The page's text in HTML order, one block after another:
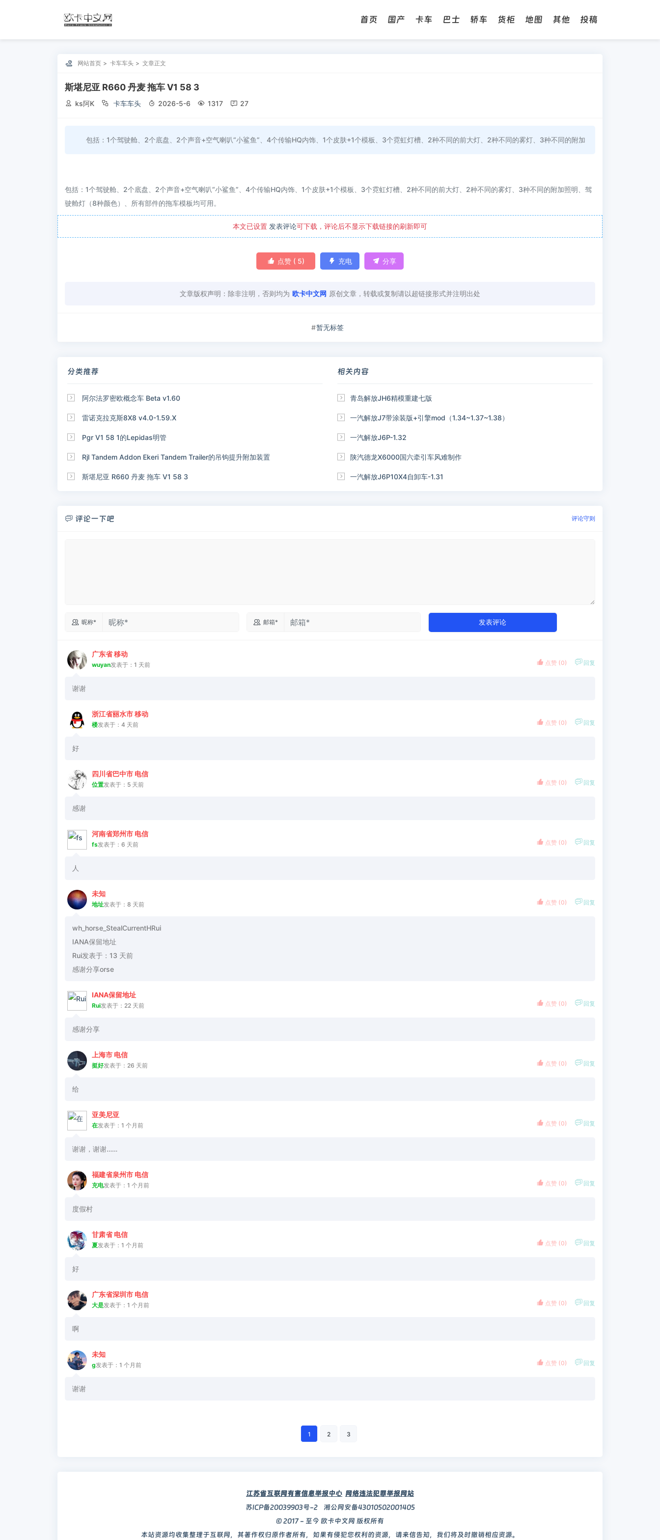
首页 国产 卡车 巴士 轿车 货柜 地图 其他 投稿
 网站首页 卡车车头 文章正文
斯堪尼亚 R660 丹麦 拖车 V1 58 3
 ks阿K  卡车车头  2026-5-6  1317  27
包括：1个驾驶舱、2个底盘、2个声音+空气喇叭“小鲨鱼”、4个传输HQ内饰、1个皮肤+1个模板、3个霓虹灯槽、2种不同的前大灯、2种不同的雾灯、3种不同的附加
包括：1个驾驶舱、2个底盘、2个声音+空气喇叭“小鲨鱼”、4个传输HQ内饰、1个皮肤+1个模板、3个霓虹灯槽、2种不同的前大灯、2种不同的雾灯、3种不同的附加照明、驾
驶舱灯（8种颜色）、所有部件的拖车模板均可用。
本文已设置 发表评论可下载，评论后不显示下载链接的刷新即可
 点赞 ( 5)  充电  分享
文章版权声明：除非注明，否则均为 欧卡中文网 原创文章，转载或复制请以超链接形式并注明出处
暂无标签
分类推荐
 阿尔法罗密欧概念车 Beta v1.60
 雷诺克拉克斯8X8 v4.0-1.59.X
 Pgr V1 58 1的Lepidas明管
 Rjl Tandem Addon Ekeri Tandem Trailer的吊钩提升附加装置
 斯堪尼亚 R660 丹麦 拖车 V1 58 3
相关内容
 青岛解放JH6精模重建七版
 一汽解放J7带涂装版+引擎mod（1.34~1.37~1.38）
 一汽解放J6P-1.32
 陕汽德龙X6000国六牵引车风难制作
 一汽解放J6P10X4自卸车-1.31
 评论一下吧 评论守则
 昵称*  邮箱* 发表评论
广东省 移动
wuyan发表于：1 天前
谢谢
 点赞 (0)  回复
浙江省丽水市 移动
楼发表于：4 天前
好
 点赞 (0)  回复
四川省巴中市 电信
位置发表于：5 天前
感谢
 点赞 (0)  回复
河南省郑州市 电信
fs发表于：6 天前
人
 点赞 (0)  回复
未知
地址发表于：8 天前
wh_horse_StealCurrentHRui
IANA保留地址
Rui发表于：13 天前
感谢分享orse
 点赞 (0)  回复
IANA保留地址
Rui发表于：22 天前
感谢分享
 点赞 (0)  回复
上海市 电信
挺好发表于：26 天前
给
 点赞 (0)  回复
亚美尼亚
在发表于：1 个月前
谢谢，谢谢……
 点赞 (0)  回复
福建省泉州市 电信
充电发表于：1 个月前
度假村
 点赞 (0)  回复
甘肃省 电信
夏发表于：1 个月前
好
 点赞 (0)  回复
广东省深圳市 电信
大是发表于：1 个月前
啊
 点赞 (0)  回复
未知
g发表于：1 个月前
谢谢
 点赞 (0)  回复
1 2 3
江苏省互联网有害信息举报中心 网络违法犯罪举报网站
苏ICP备20039903号-2
湘公网安备43010502001405
© 2017 - 至今 欧卡中文网 版权所有
本站资源均收集整理于互联网，其著作权归原作者所有，如果有侵犯您权利的资源，请来信告知，我们将及时撤销相应资源。